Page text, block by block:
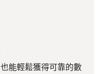
能輕鬆獲得可靠的數